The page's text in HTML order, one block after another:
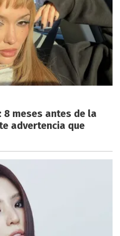
8 meses antes de la
advertencia que